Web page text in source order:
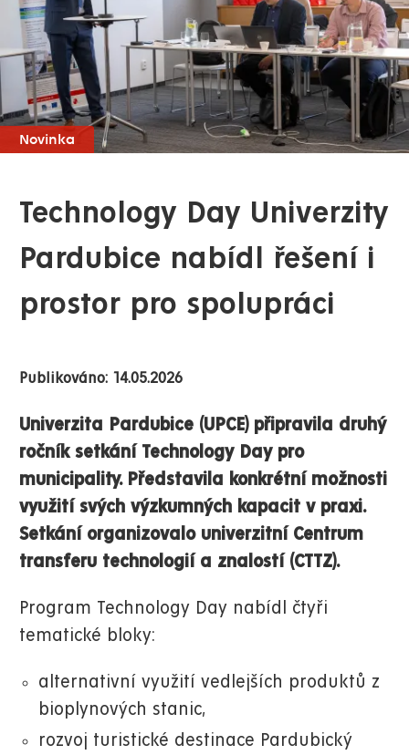
Novinka
Technology Day Univerzity
Pardubice nabídl řešení i
prostor pro spolupráci
Publikováno: 14.05.2026
Univerzita Pardubice (UPCE) připravila druhý
ročník setkání Technology Day pro
municipality. Představila konkrétní možnosti
využití svých výzkumných kapacit v praxi.
Setkání organizovalo univerzitní Centrum
transferu technologií a znalostí (CTTZ).
Program Technology Day nabídl čtyři
tematické bloky:
alternativní využití vedlejších produktů z
bioplynových stanic,
rozvoj turistické destinace Pardubický